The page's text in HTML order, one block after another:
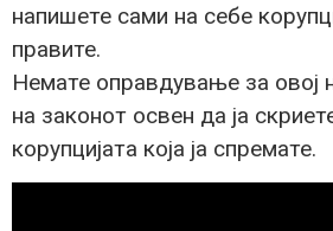
напишете сами на себе
правите.
Немате оправдување за овој
на законот освен да ја
корупцијата која ja спремате.